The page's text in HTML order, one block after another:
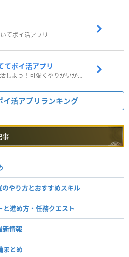
てポイ活アプリ
てポイ活アプリ
ペットを育ってポイ活しよう！可愛くやりがいがある新感覚アプリ
イ活アプリランキング
事
のやり方とおすすめスキル
と進め方・任務クエスト
新情報
まとめ